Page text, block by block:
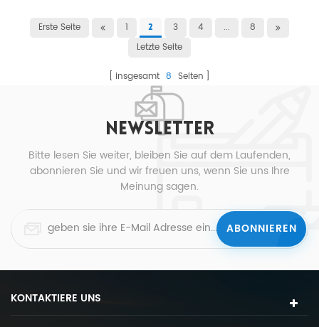
Erste Seite 1 2 3 4 ...
8
Letzte Seite
insgesamt 8 Seiten
NEWSLETTER
Bitte lesen Sie weiter, bleiben Sie auf dem Laufenden,
abonnieren Sie und wir freuen uns, wenn Sie uns Ihre
Meinung sagen.
KONTAKTIERE UNS